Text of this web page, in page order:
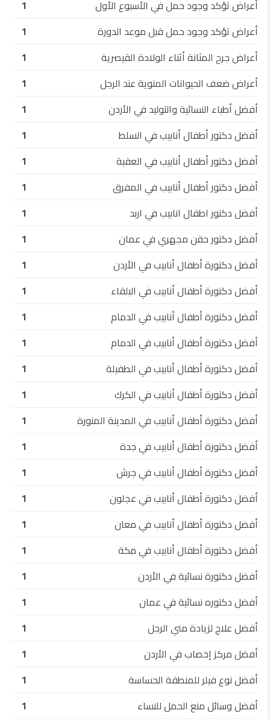
أعراض تؤكد وجود حمل في الأسبوع الأول
1
أعراض تؤكد وجود حمل قبل موعد الدورة
1
أعراض جرح المثانة أثناء الولادة القيصرية
1
أعراض ضعف الحيوانات المنوية عند الرجل
1
أفضل أطباء النسائية والتوليد في الأردن
1
أفضل دكتور أطفال أنابيب في السلط
1
أفضل دكتور أطفال أنابيب في العقبة
1
أفضل دكتور أطفال أنابيب في المفرق
1
أفضل دكتور اطفال انابيب في اربد
1
أفضل دكتور حقن مجهري في عمان
1
أفضل دكتورة أطفال أنابيب في الأردن
1
أفضل دكتورة أطفال أنابيب في البلقاء
1
أفضل دكتورة أطفال أنابيب في الدمام
1
أفضل دكتورة أطفال أنابيب في الدمام
1
أفضل دكتورة أطفال أنابيب في الطفيلة
1
أفضل دكتورة أطفال أنابيب في الكرك
1
أفضل دكتورة أطفال أنابيب في المدينة المنورة
1
أفضل دكتورة أطفال أنابيب في جدة
1
أفضل دكتورة أطفال أنابيب في جرش
1
أفضل دكتورة أطفال أنابيب في عجلون
1
أفضل دكتورة أطفال أنابيب في معان
1
أفضل دكتورة أطفال أنابيب في مكة
1
أفضل دكتورة نسائية في الأردن
1
أفضل دكتوره نسائية في عمان
1
أفضل علاج لزيادة مني الرجل
1
أفضل مركز إخصاب في الأردن
1
أفضل نوع فيلر للمنطقة الحساسة
1
أفضل وسائل منع الحمل للنساء
1